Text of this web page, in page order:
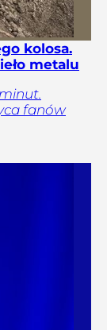
kolosa.
metalu
fanów